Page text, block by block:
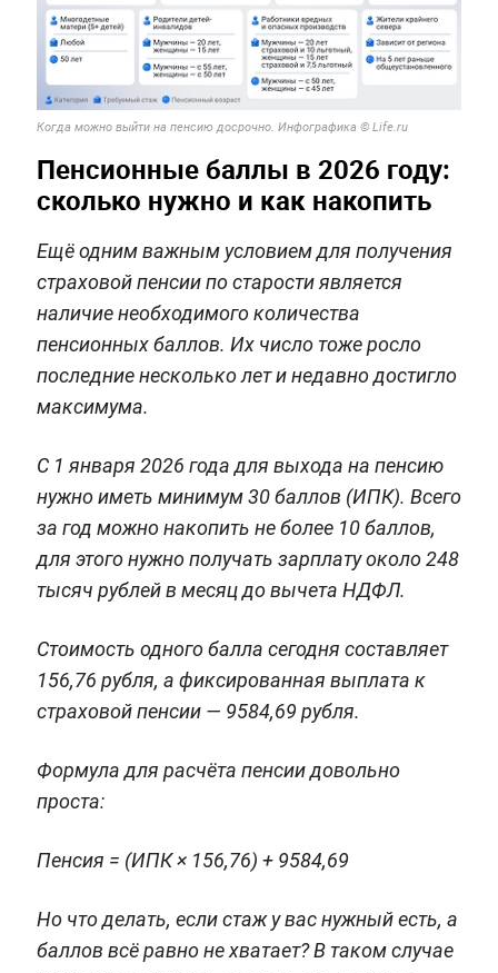
Когда можно выйти на пенсию досрочно. Инфографика © Life.ru
Пенсионные баллы в 2026 году:
сколько нужно и как накопить
Ещё одним важным условием для получения
страховой пенсии по старости является
наличие необходимого количества
пенсионных баллов. Их число тоже росло
последние несколько лет и недавно достигло
максимума.
С 1 января 2026 года для выхода на пенсию
нужно иметь минимум 30 баллов (ИПК). Всего
за год можно накопить не более 10 баллов,
для этого нужно получать зарплату около 248
тысяч рублей в месяц до вычета НДФЛ.
Стоимость одного балла сегодня составляет
156,76 рубля, а фиксированная выплата к
страховой пенсии — 9584,69 рубля.
Формула для расчёта пенсии довольно
проста:
Пенсия = (ИПК × 156,76) + 9584,69
Но что делать, если стаж у вас нужный есть, а
баллов всё равно не хватает? В таком случае